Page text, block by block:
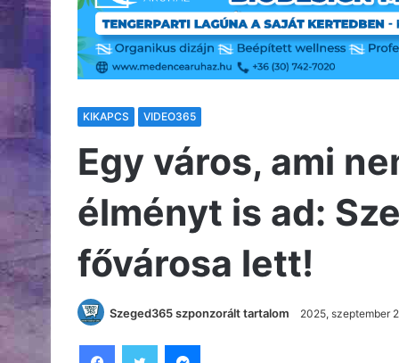
KIKAPCS VIDEO365
Egy város, ami
élményt is ad:
fővárosa lett!
Szeged365 szponzorált tartalom 2025, szeptember